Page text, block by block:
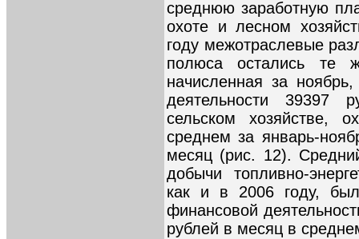
среднюю заработную
охоте и лесном
году межотраслевые
полюса остались те
начисленная за
деятельности 39397
сельском хозяйстве,
среднем за январь-
месяц (рис. 12).
добычи топливно-
как и в 2006 году,
финансовой
рублей в месяц в